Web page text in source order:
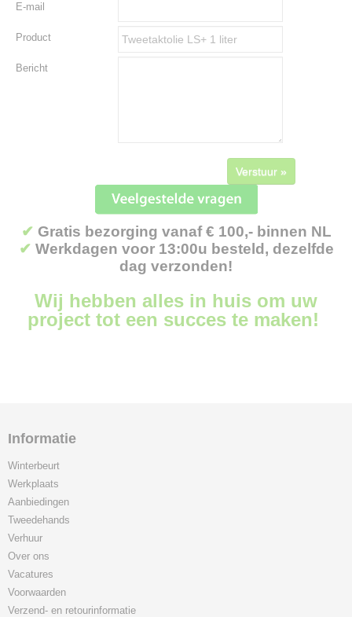
E-mail
Product
Bericht
Verstuur »
✔ Gratis bezorging vanaf € 100,- binnen NL
✔ Werkdagen voor 13:00u besteld, dezelfde
dag verzonden!
Wij hebben alles in huis om uw
project tot een succes te maken!
Informatie
Winterbeurt
Werkplaats
Aanbiedingen
Tweedehands
Verhuur
Over ons
Vacatures
Voorwaarden
Verzend- en retourinformatie